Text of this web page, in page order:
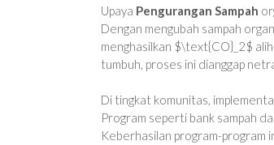
Upaya Pengurangan Sampah
Dengan mengubah sampah
menghasilkan $\text{CO}_2$
tumbuh, proses ini dianggap
Di tingkat komunitas,
Program seperti bank sampah
Keberhasilan program-program